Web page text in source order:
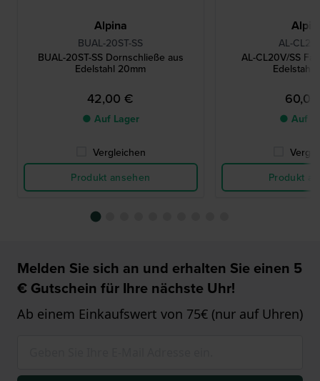
Alpina
BUAL-20ST-SS
BUAL-20ST-SS Dornschließe aus
Edelstahl 20mm
42,00 €
● Auf Lager
Vergleichen
Produkt ansehen
AL-
AL-CL20V/SS
Edelstahl
● Auf
Produkt
Melden Sie sich an und erhalten Sie einen 5
€ Gutschein für Ihre nächste Uhr!
Ab einem Einkaufswert von 75€ (nur auf Uhren)